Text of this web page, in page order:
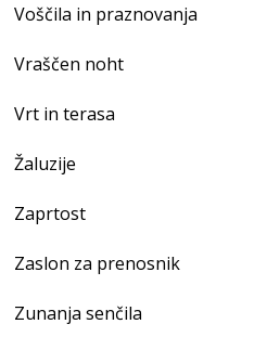
Voščila in praznovanja
Vraščen noht
Vrt in terasa
Žaluzije
Zaprtost
Zaslon za prenosnik
Zunanja senčila